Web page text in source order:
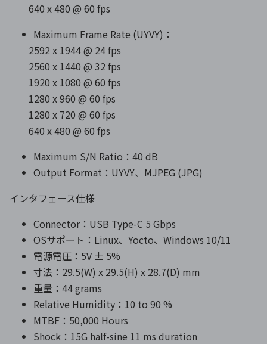
640 x 480 @ 60 fps
Maximum Frame Rate (UYVY)：
2592 x 1944 @ 24 fps
2560 x 1440 @ 32 fps
1920 x 1080 @ 60 fps
1280 x 960 @ 60 fps
1280 x 720 @ 60 fps
640 x 480 @ 60 fps
Maximum S/N Ratio：40 dB
Output Format：UYVY、MJPEG (JPG)
インタフェース仕様
Connector：USB Type-C 5 Gbps
OSサポート：Linux、Yocto、Windows 10/11
電源電圧：5V ± 5%
寸法：29.5(W) x 29.5(H) x 28.7(D) mm
重量：44 grams
Relative Humidity：10 to 90 %
MTBF：50,000 Hours
Shock：15G half-sine 11 ms duration